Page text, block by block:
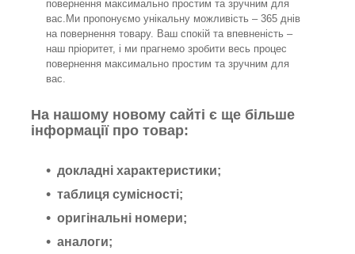
повернення максимально простим та зручним для
вас.Ми пропонуємо унікальну можливість – 365 днів
на повернення товару. Ваш спокій та впевненість –
наш пріоритет, і ми прагнемо зробити весь процес
повернення максимально простим та зручним для
вас.
На нашому новому сайті є ще більше
інформації про товар:
докладні характеристики;
таблиця сумісності;
оригінальні номери;
аналоги;